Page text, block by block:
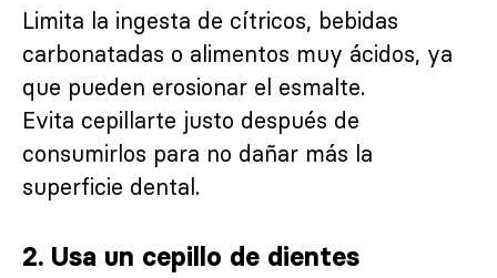
Limita la ingesta de cítricos, bebidas
carbonatadas o alimentos muy ácidos, ya
que pueden erosionar el esmalte.
Evita cepillarte justo después de
consumirlos para no dañar más la
superficie dental.
2. Usa un cepillo de dientes